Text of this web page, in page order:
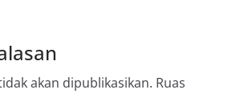
akan dipublikasikan. Ruas